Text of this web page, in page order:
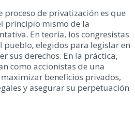
proceso de privatización es que
principio mismo de la
En teoría, los congresistas
pueblo, elegidos para legislar en
sus derechos. En la práctica,
como accionistas de una
beneficios privados,
y asegurar su perpetuación